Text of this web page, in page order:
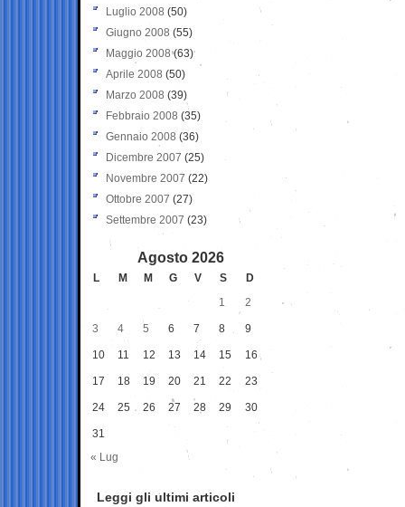
Luglio 2008 (50)
Giugno 2008 (55)
Maggio 2008(63)
Aprile 2008 (50)
Marzo 2008 (39)
Febbraio 2008 (35)
Gennaio 2008 (36)
Dicembre 2007 (25)
Novembre 2007 (22)
Ottobre 2007 (27)
Settembre 2007 (23)
Agosto 2026
L M M G V S
D
1
2
3 4 5 6 7 8 9
10 11 12 13 14 15 16
17 18 19 20 21 22 23
24 25 26 27 28 29 30
31
« Lug
Leggi gli ultimi articoli